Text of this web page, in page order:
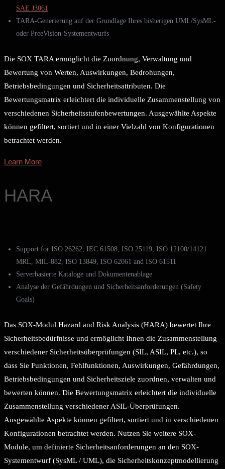
SAE J3061
TARA-Generierung auf der Grundlage Ihres bisherigen UML/SysML-
oder PreeVision-Systementwurfs
Die SOX TARA ermöglicht die Zuordnung, Verwaltung und
Bewertung von Werten, Auswirkungen, Bedrohungen,
Betriebsbedingungen und Sicherheitsattributen. Die
Bewertungsmatrix erleichtert die individuelle Zusammenstellung von
verschiedenen Sicherheitsstufenbewertungen. Ausgewählte Aspekte
können gefiltert, sortiert und in einer Vielzahl von Konfigurationen
betrachtet werden.
Learn More
HARA
Support for ISO 26262, IEC 61508, ISO 25119, ISO 12100/14121
MRL, MIL-882, ISO 13849, ISO 62061 and ISO 61511
Serverbasierte Kataloge und Dokumentenablage
Analyse der Gefährdungen und Sicherheitsanforderungen (Safety
Goals)
Das SOX-Modul Hazard and Risk Analysis (HARA) bewertet Ihre
Sicherheitsbedürfnisse und ermöglicht Ihnen die Zusammenstellung
verschiedener Sicherheitsüberprüfungen (SIL, ASIL, PL, etc.), so
dass Sie Funktionen, Fehlfunktionen, Auswirkungen, Gefährdungen,
Betriebsbedingungen und Sicherheitsziele zuordnen, verwalten und
bewerten können. Die Bewertungsmatrix erleichtert die individuelle
Zusammenstellung verschiedener ASIL-Überprüfungen.
Ausgewählte Aspekte können gefiltert, sortiert und in verschiedenen
Konfigurationen betrachtet werden. Nutzen Sie weitere SOX-
Module, um definierte Sicherheitsanforderungen an den SOX-
Systementwurf (SysML / UML), die Sicherheitskonzeptmodellierung